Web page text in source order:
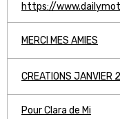
https://
MERCI MES AMIES
CREATIONS JANVIER
Pour Clara de Mi